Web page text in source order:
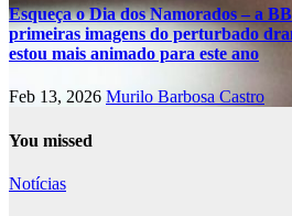
Esqueça o Dia dos Namorados – a
primeiras imagens do perturbado
estou mais animado para este ano
Feb 13, 2026 Murilo Barbosa Castro
You missed
Notícias